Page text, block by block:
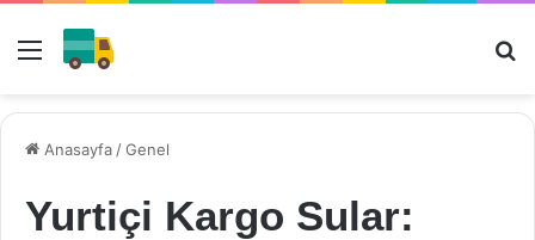
Menü
Anasayfa /Genel
Yurtiçi Kargo Sular: